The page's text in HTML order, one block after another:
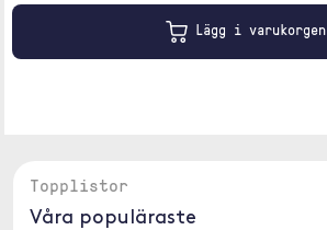
Lägg i varukorgen
Topplistor
Våra populäraste